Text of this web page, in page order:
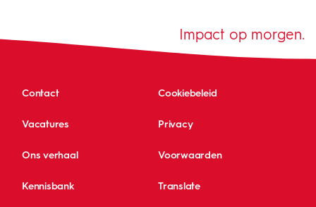
Contact Cookiebeleid
Vacatures Privacy
Ons verhaal Voorwaarden
Kennisbank Translate
Impact op morgen.